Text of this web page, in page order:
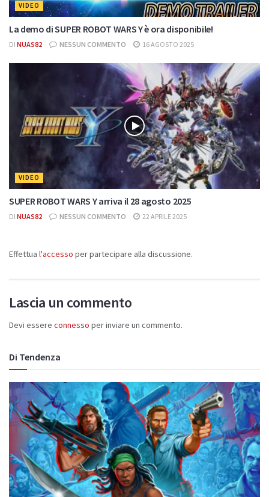
VIDEO
La demo di SUPER ROBOT WARS Y è ora disponibile!
DI NUAS82 NESSUN COMMENTO 16 AGOSTO 2025
VIDEO
SUPER ROBOT WARS Y arriva il 28 agosto 2025
DI NUAS82 NESSUN COMMENTO 22 APRILE 2025
Effettua l'accesso per partecipare alla discussione.
Lascia un commento
Devi essere connesso per inviare un commento.
Di Tendenza